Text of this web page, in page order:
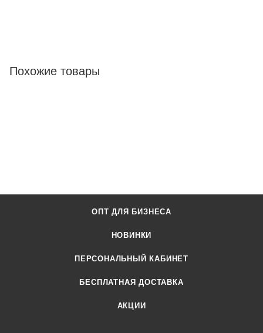
Похожие товары
ОПТ ДЛЯ БИЗНЕСА
НОВИНКИ
ПЕРСОНАЛЬНЫЙ КАБИНЕТ
БЕСПЛАТНАЯ ДОСТАВКА
АКЦИИ